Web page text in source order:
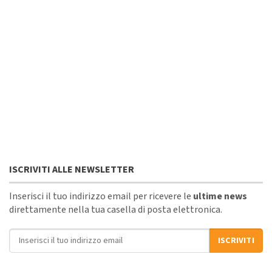
ISCRIVITI ALLE NEWSLETTER
Inserisci il tuo indirizzo email per ricevere le ultime news
direttamente nella tua casella di posta elettronica.
Indirizzo email
ISCRIVITI